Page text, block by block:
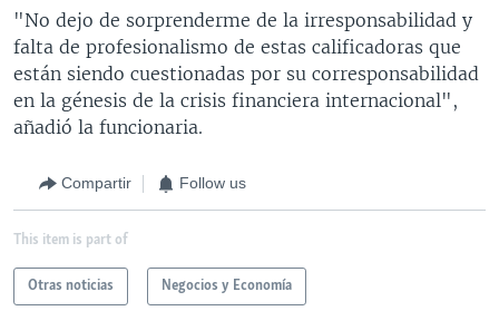
"No dejo de sorprenderme de la irresponsabilidad y
falta de profesionalismo de estas calificadoras que
están siendo cuestionadas por su corresponsabilidad
en la génesis de la crisis financiera internacional",
añadió la funcionaria.
Compartir Follow us
This item is part of
Otras noticias Negocios y Economía